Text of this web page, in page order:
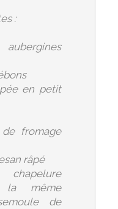
:
en petit
fromage
râpé
la même
de